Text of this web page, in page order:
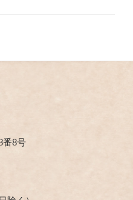
番8号